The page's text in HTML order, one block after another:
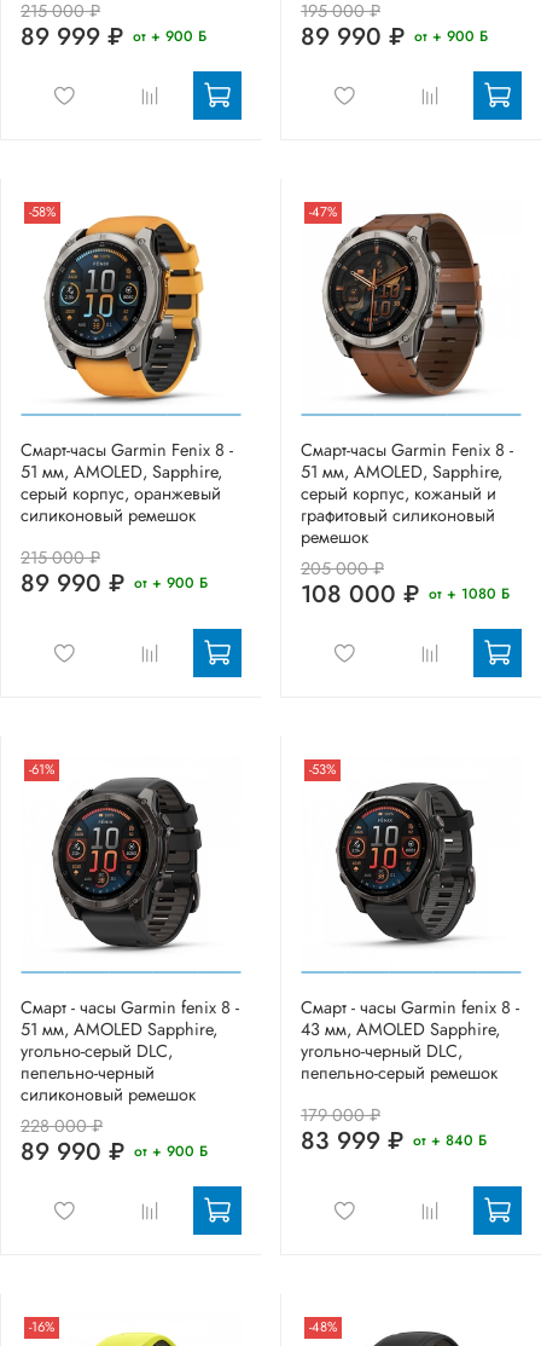
215 000 ₽
89 999 ₽ от + 900 Б
195 000 ₽
89 990 ₽ от + 900 Б
-58%
Смарт-часы Garmin Fenix 8 -
51 мм, AMOLED, Sapphire,
серый корпус, оранжевый
силиконовый ремешок
215 000 ₽
89 990 ₽ от + 900 Б
-47%
Смарт-часы Garmin Fenix 8 -
51 мм, AMOLED, Sapphire,
серый корпус, кожаный и
графитовый силиконовый
ремешок
205 000 ₽
108 000 ₽ от + 1080 Б
-61%
Смарт - часы Garmin fenix 8 -
51 мм, AMOLED Sapphire,
угольно-серый DLC,
пепельно-черный
силиконовый ремешок
228 000 ₽
89 990 ₽ от + 900 Б
-53%
Смарт - часы Garmin fenix 8 -
43 мм, AMOLED Sapphire,
угольно-черный DLC,
пепельно-серый ремешок
179 000 ₽
83 999 ₽ от + 840 Б
-16% -48%